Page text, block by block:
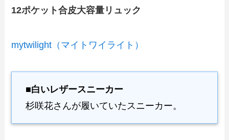
12ポケット合皮大容量リュック
mytwilight（マイトワイライト）
■白いレザースニーカー
杉咲花さんが履いていたスニーカー。